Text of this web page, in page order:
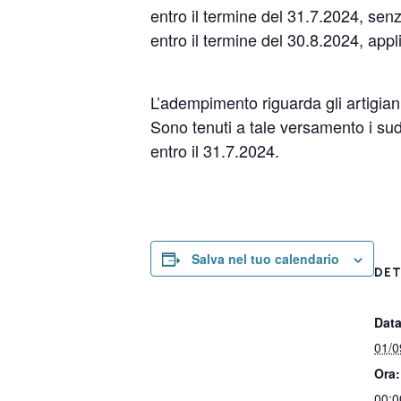
entro il termine del 31.7.2024,
entro il termine del 30.8.2024,
L’adempimento riguarda gli
Sono tenuti a tale versamento i
entro il 31.7.2024.
Salva nel tuo calendario
01/
Ora: